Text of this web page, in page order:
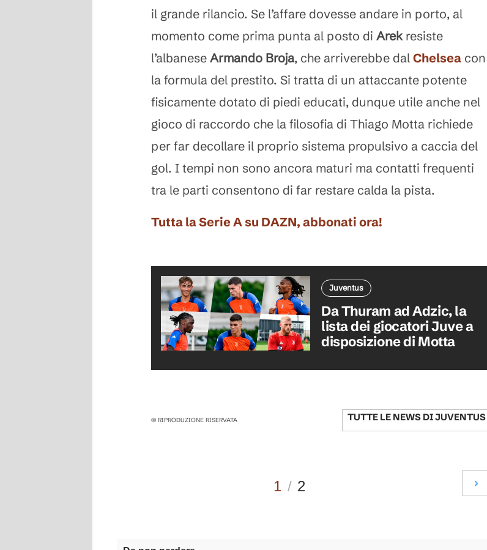
il grande rilancio. Se l’affare dovesse andare in porto, al
momento come prima punta al posto di Arekresiste
l’albanese Armando Broja, che arriverebbe dal Chelsea con
la formula del prestito. Si tratta di un attaccante potente
fisicamente dotato di piedi educati, dunque utile anche nel
gioco di raccordo che la filosofia di Thiago Motta richiede
per far decollare il proprio sistema propulsivo a caccia del
gol. I tempi non sono ancora maturi ma contatti frequenti
tra le parti consentono di far restare calda la pista.
Tutta la Serie A su DAZN, abbonati ora!
Juventus
Da Thuram ad Adzic, la
lista dei giocatori Juve a
disposizione di Motta
© RIPRODUZIONE RISERVATA TUTTE LE NEWS DIJUVENTUS
1 / 2